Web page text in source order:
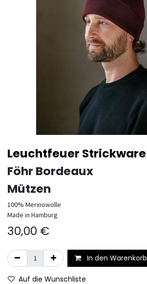
Leuchtfeuer Strickware
Föhr Bordeaux
Mützen
100% Merinowolle
Made in Hamburg
30,00 €
In den Warenkorb
Auf die Wunschliste